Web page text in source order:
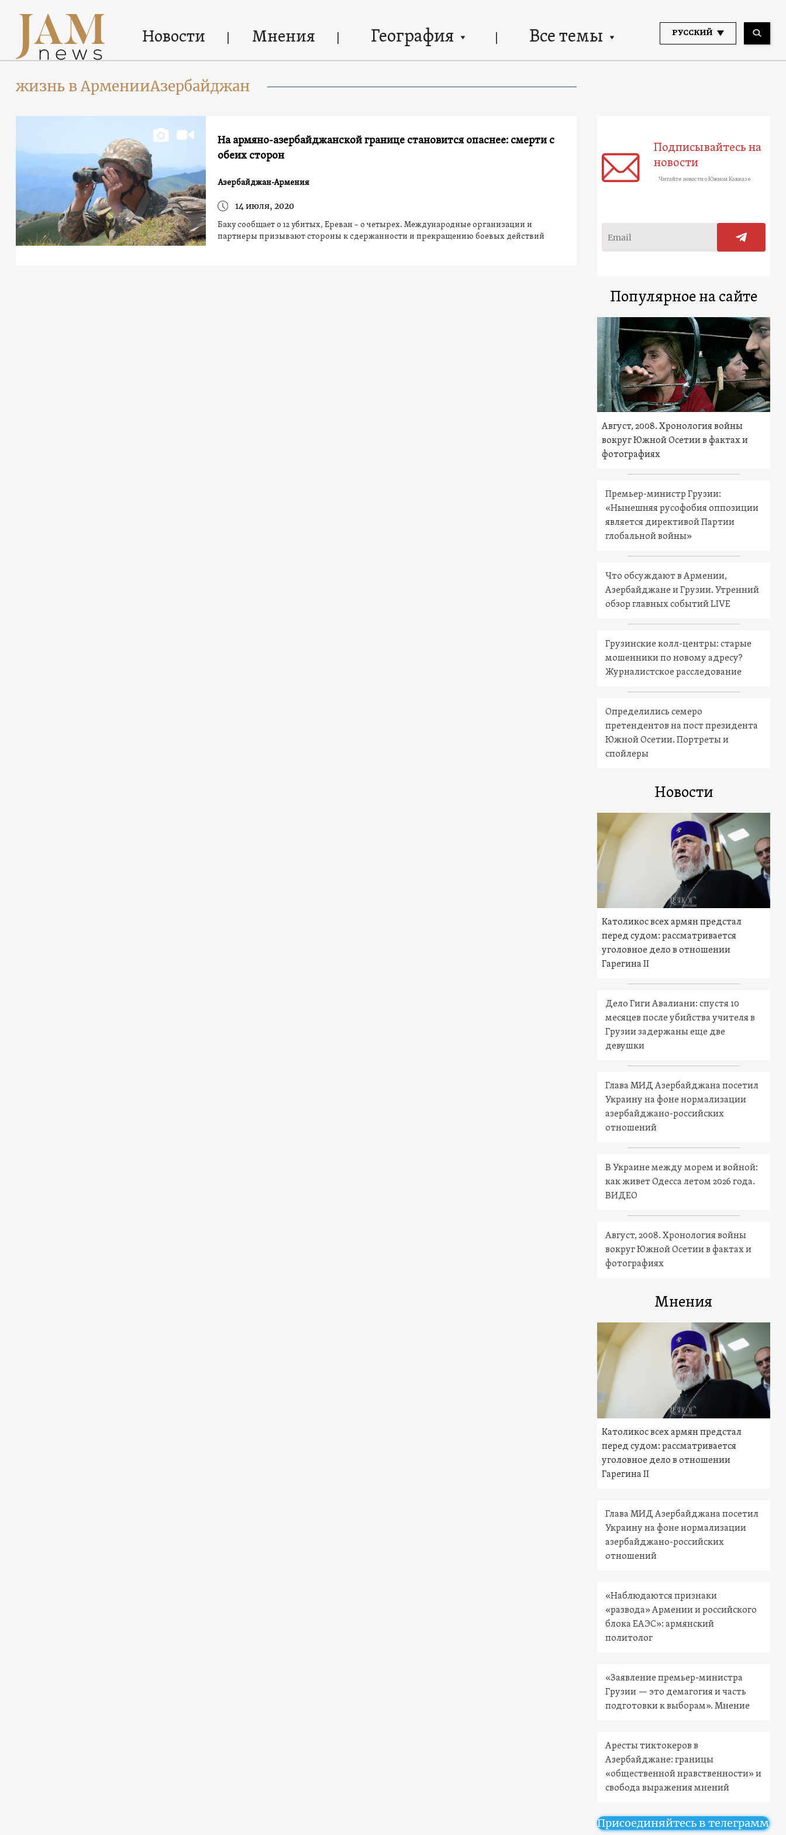
Новости Мнения География Все темы РУССКИЙ
жизнь в АрменииАзербайджан
На армяно-азербайджанской границе становится опаснее: смерти с
обеих сторон
Азербайджан-Армения
14 июля, 2020
Баку сообщает о 12 убитых, Ереван – о четырех. Международные организации и
партнеры призывают стороны к сдержанности и прекращению боевых действий
Подписывайтесь на
новости
Читайте новости о Южном Кавказе
Популярное на сайте
Август, 2008. Хронология войны
вокруг Южной Осетии в фактах и
фотографиях
Премьер-министр Грузии:
«Нынешняя русофобия оппозиции
является директивой Партии
глобальной войны»
Что обсуждают в Армении,
Азербайджане и Грузии. Утренний
обзор главных событий LIVE
Грузинские колл-центры: старые
мошенники по новому адресу?
Журналистское расследование
Определились семеро
претендентов на пост президента
Южной Осетии. Портреты и
спойлеры
Новости
Католикос всех армян предстал
перед судом: рассматривается
уголовное дело в отношении
Гарегина II
Дело Гиги Авалиани: спустя 10
месяцев после убийства учителя в
Грузии задержаны еще две
девушки
Глава МИД Азербайджана посетил
Украину на фоне нормализации
азербайджано-российских
отношений
В Украине между морем и войной:
как живет Одесса летом 2026 года.
ВИДЕО
Август, 2008. Хронология войны
вокруг Южной Осетии в фактах и
фотографиях
Мнения
Католикос всех армян предстал
перед судом: рассматривается
уголовное дело в отношении
Гарегина II
Глава МИД Азербайджана посетил
Украину на фоне нормализации
азербайджано-российских
отношений
«Наблюдаются признаки
«развода» Армении и российского
блока ЕАЭС»: армянский
политолог
«Заявление премьер-министра
Грузии — это демагогия и часть
подготовки к выборам». Мнение
Аресты тиктокеров в
Азербайджане: границы
«общественной нравственности» и
свобода выражения мнений
Присоединяйтесь в телеграмм